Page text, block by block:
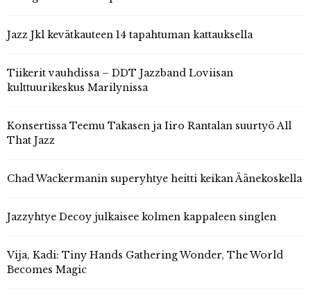
Jazz Jkl kevätkauteen 14 tapahtuman kattauksella
Tiikerit vauhdissa – DDT Jazzband Loviisan
kulttuurikeskus Marilynissa
Konsertissa Teemu Takasen ja Iiro Rantalan suurtyö All
That Jazz
Chad Wackermanin superyhtye heitti keikan Äänekoskella
Jazzyhtye Decoy julkaisee kolmen kappaleen singlen
Vija, Kadi: Tiny Hands Gathering Wonder, The World
Becomes Magic